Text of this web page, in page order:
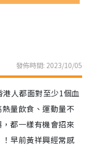
發佈時間: 2023/10/05
人都面對至少1個血
量飲食、運動量不
都一樣有機會招來
早前黃祥興經常感